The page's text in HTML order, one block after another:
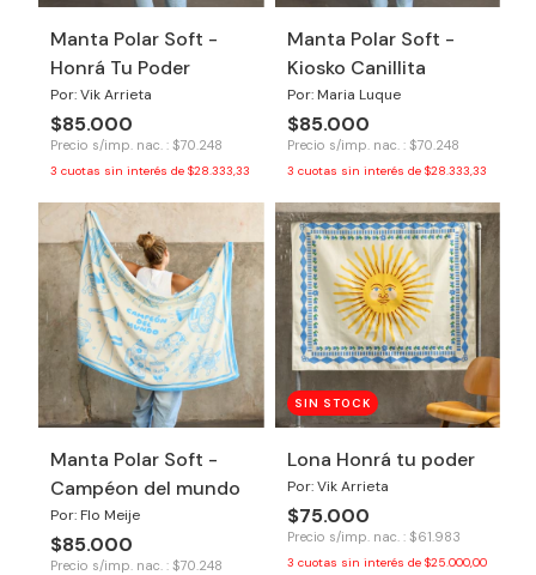
Manta Polar Soft -
Honrá Tu Poder
Por: Vik Arrieta
$85.000
Precio s/imp. nac. : $70.248
3 cuotas sin interés de $28.333,33
Manta Polar Soft -
Kiosko Canillita
Por: Maria Luque
$85.000
Precio s/imp. nac. : $70.248
3 cuotas sin interés de $28.333,33
Manta Polar Soft -
Campéon del mundo
Por: Flo Meije
$85.000
Precio s/imp. nac. : $70.248
SIN STOCK
Lona Honrá tu poder
Por: Vik Arrieta
$75.000
Precio s/imp. nac. : $61.983
3 cuotas sin interés de $25.000,00